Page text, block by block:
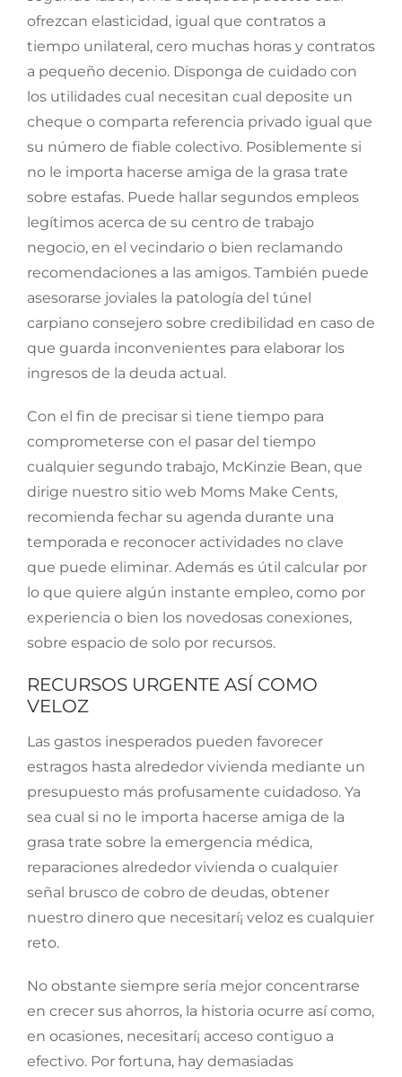
ofrezcan elasticidad, igual que contratos a
tiempo unilateral, cero muchas horas y contratos
a pequeño decenio. Disponga de cuidado con
los utilidades cual necesitan cual deposite un
cheque o comparta referencia privado igual que
su número de fiable colectivo. Posiblemente si
no le importa hacerse amiga de la grasa trate
sobre estafas. Puede hallar segundos empleos
legítimos acerca de su centro de trabajo
negocio, en el vecindario o bien reclamando
recomendaciones a las amigos. También puede
asesorarse joviales la patologí­a del túnel
carpiano consejero sobre credibilidad en caso de
que guarda inconvenientes para elaborar los
ingresos de la deuda actual.
Con el fin de precisar si tiene tiempo para
comprometerse con el pasar del tiempo
cualquier segundo trabajo, McKinzie Bean, que
dirige nuestro sitio web Moms Make Cents,
recomienda fechar su agenda durante una
temporada e reconocer actividades no clave
que puede eliminar. Además es útil calcular por
lo que quiere algún instante empleo, como por
experiencia o bien los novedosas conexiones,
sobre espacio de solo por recursos.
RECURSOS URGENTE ASÍ­ COMO
VELOZ
Las gastos inesperados pueden favorecer
estragos hasta alrededor vivienda mediante un
presupuesto más profusamente cuidadoso. Ya
sea cual si no le importa hacerse amiga de la
grasa trate sobre la emergencia médica,
reparaciones alrededor vivienda o cualquier
señal brusco de cobro de deudas, obtener
nuestro dinero que necesitarí¡ veloz es cualquier
reto.
No obstante siempre serí­a mejor concentrarse
en crecer sus ahorros, la historia ocurre así­ como,
en ocasiones, necesitarí¡ acceso contiguo a
efectivo. Por fortuna, hay demasiadas